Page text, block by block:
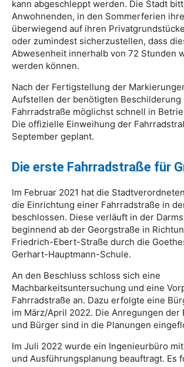
kann abgeschleppt werden. Die Stadt
Anwohnenden, in den Sommerferien
überwiegend auf ihren
oder zumindest sicherzustellen, dass
Abwesenheit innerhalb von 72 Stunden
werden können.
Nach der Fertigstellung der
Aufstellen der benötigten Beschilderung
Fahrradstraße möglichst schnell in
Die offizielle Einweihung der
September geplant.
Die erste Fahrradstraße für
Im Februar 2021 hat die
die Einrichtung einer Fahrradstraße in
beschlossen. Diese verläuft in der
beginnend ab der Georgstraße in
Friedrich-Ebert-Straße durch die
Gerhart-Hauptmann-Schule.
An den Beschluss schloss sich eine
Machbarkeitsuntersuchung und eine
Fahrradstraße an. Dazu erfolgte eine
im März/April 2022. Die Anregungen der
und Bürger sind in die Planungen
Im Juli 2022 wurde ein Ingenieurbüro
und Ausführungsplanung beauftragt. Es